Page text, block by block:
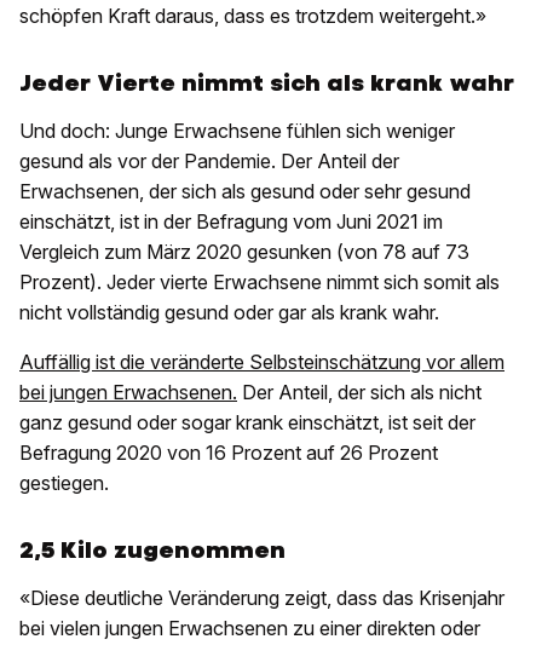
schöpfen Kraft daraus, dass es trotzdem weitergeht.»
Jeder Vierte nimmt sich als krank wahr
Und doch: Junge Erwachsene fühlen sich weniger
gesund als vor der Pandemie. Der Anteil der
Erwachsenen, der sich als gesund oder sehr gesund
einschätzt, ist in der Befragung vom Juni 2021 im
Vergleich zum März 2020 gesunken (von 78 auf 73
Prozent). Jeder vierte Erwachsene nimmt sich somit als
nicht vollständig gesund oder gar als krank wahr.
Auffällig ist die veränderte Selbsteinschätzung vor allem
bei jungen Erwachsenen. Der Anteil, der sich als nicht
ganz gesund oder sogar krank einschätzt, ist seit der
Befragung 2020 von 16 Prozent auf 26 Prozent
gestiegen.
2,5 Kilo zugenommen
«Diese deutliche Veränderung zeigt, dass das Krisenjahr
bei vielen jungen Erwachsenen zu einer direkten oder